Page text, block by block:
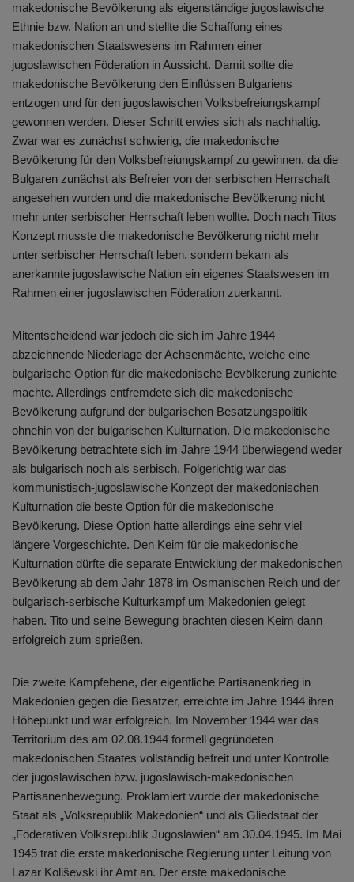
makedonische Bevölkerung als eigenständige jugoslawische
Ethnie bzw. Nation an und stellte die Schaffung eines
makedonischen Staatswesens im Rahmen einer
jugoslawischen Föderation in Aussicht. Damit sollte die
makedonische Bevölkerung den Einflüssen Bulgariens
entzogen und für den jugoslawischen Volksbefreiungskampf
gewonnen werden. Dieser Schritt erwies sich als nachhaltig.
Zwar war es zunächst schwierig, die makedonische
Bevölkerung für den Volksbefreiungskampf zu gewinnen, da die
Bulgaren zunächst als Befreier von der serbischen Herrschaft
angesehen wurden und die makedonische Bevölkerung nicht
mehr unter serbischer Herrschaft leben wollte. Doch nach Titos
Konzept musste die makedonische Bevölkerung nicht mehr
unter serbischer Herrschaft leben, sondern bekam als
anerkannte jugoslawische Nation ein eigenes Staatswesen im
Rahmen einer jugoslawischen Föderation zuerkannt.
Mitentscheidend war jedoch die sich im Jahre 1944
abzeichnende Niederlage der Achsenmächte, welche eine
bulgarische Option für die makedonische Bevölkerung zunichte
machte. Allerdings entfremdete sich die makedonische
Bevölkerung aufgrund der bulgarischen Besatzungspolitik
ohnehin von der bulgarischen Kulturnation. Die makedonische
Bevölkerung betrachtete sich im Jahre 1944 überwiegend weder
als bulgarisch noch als serbisch. Folgerichtig war das
kommunistisch-jugoslawische Konzept der makedonischen
Kulturnation die beste Option für die makedonische
Bevölkerung. Diese Option hatte allerdings eine sehr viel
längere Vorgeschichte. Den Keim für die makedonische
Kulturnation dürfte die separate Entwicklung der makedonischen
Bevölkerung ab dem Jahr 1878 im Osmanischen Reich und der
bulgarisch-serbische Kulturkampf um Makedonien gelegt
haben. Tito und seine Bewegung brachten diesen Keim dann
erfolgreich zum sprießen.
Die zweite Kampfebene, der eigentliche Partisanenkrieg in
Makedonien gegen die Besatzer, erreichte im Jahre 1944 ihren
Höhepunkt und war erfolgreich. Im November 1944 war das
Territorium des am 02.08.1944 formell gegründeten
makedonischen Staates vollständig befreit und unter Kontrolle
der jugoslawischen bzw. jugoslawisch-makedonischen
Partisanenbewegung. Proklamiert wurde der makedonische
Staat als „Volksrepublik Makedonien“ und als Gliedstaat der
„Föderativen Volksrepublik Jugoslawien“ am 30.04.1945. Im Mai
1945 trat die erste makedonische Regierung unter Leitung von
Lazar Koliševski ihr Amt an. Der erste makedonische